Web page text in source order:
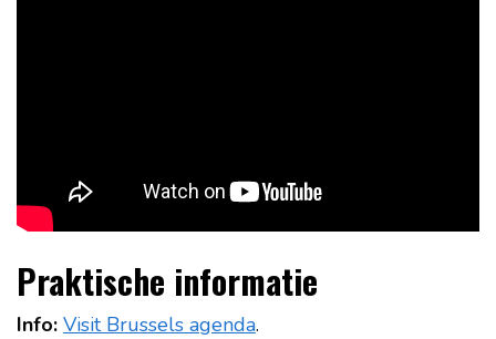
Praktische informatie
Info: Visit Brussels agenda.